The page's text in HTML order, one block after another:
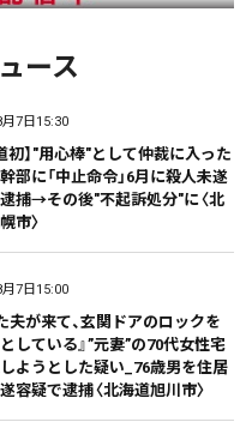
ュース
7日15:30
初】"用心棒"として仲裁に入った
部に「中止命令」6月に殺人未遂
捕→その後"不起訴処分"に〈北
市〉
7日15:00
夫が来て、玄関ドアのロックを
している』”元妻”の70代女性宅
ようとした疑い_76歳男を住居
容疑で逮捕〈北海道旭川市〉